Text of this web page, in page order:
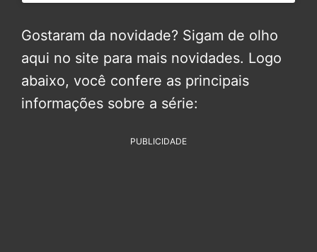
Gostaram da novidade? Sigam de olho
aqui no site para mais novidades. Logo
abaixo, você confere as principais
informações sobre a série:
PUBLICIDADE